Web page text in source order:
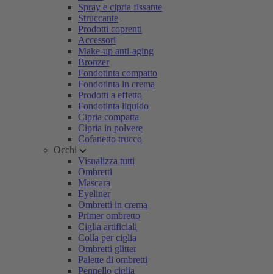
Spray e cipria fissante
Struccante
Prodotti coprenti
Accessori
Make-up anti-aging
Bronzer
Fondotinta compatto
Fondotinta in crema
Prodotti a effetto
Fondotinta liquido
Cipria compatta
Cipria in polvere
Cofanetto trucco
Occhi
Visualizza tutti
Ombretti
Mascara
Eyeliner
Ombretti in crema
Primer ombretto
Ciglia artificiali
Colla per ciglia
Ombretti glitter
Palette di ombretti
Pennello ciglia